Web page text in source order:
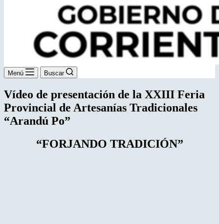
Menú Buscar
Vídeo de presentación de la XXIII Feria
Provincial de Artesanías Tradicionales
“Arandú Po”
“FORJANDO TRADICIÓN”